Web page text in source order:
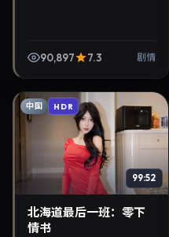
90,897 7.3 剧情
中国 HDR
99:52
北海道最后一班：零下
情书